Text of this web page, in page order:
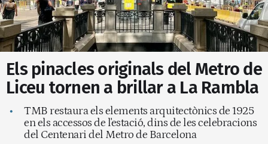
Els pinacles originals del Metro de
Liceu tornen a brillar a La Rambla
TMB restaura els elements arquitectònics de 1925
en els accessos de l'estació, dins de les celebracions
del Centenari del Metro de Barcelona